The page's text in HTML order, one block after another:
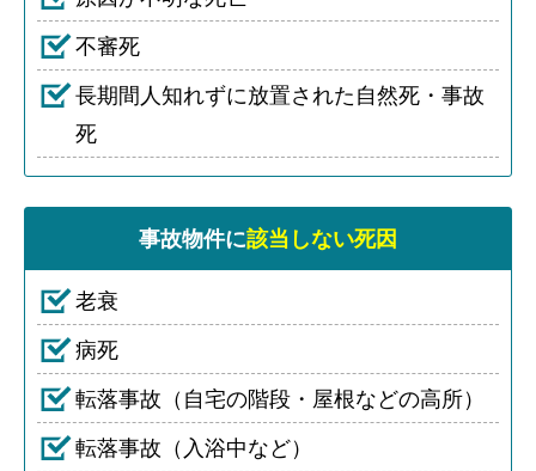
不審死
長期間人知れずに放置された自然死・事故
死
事故物件に該当しない死因
老衰
病死
転落事故（自宅の階段・屋根などの高所）
転落事故（入浴中など）